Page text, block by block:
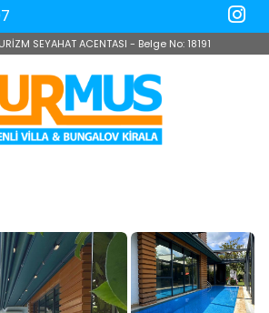
SEYAHAT ACENTASI - Belge No: 18191